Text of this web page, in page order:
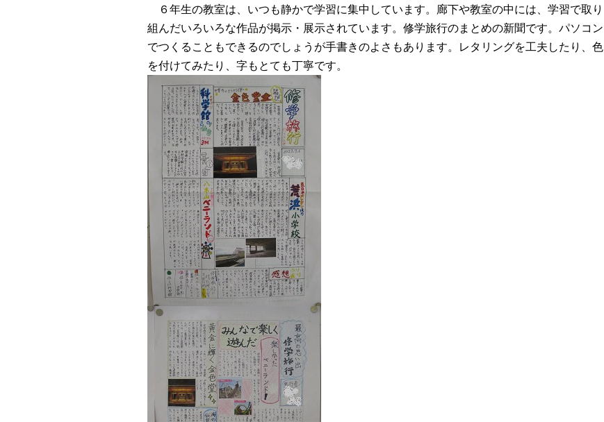
６年生の教室は、いつも静かで学習に集中しています。廊下や教室の中には、学習で取り
組んだいろいろな作品が掲示・展示されています。 修学旅行のまとめの新聞です。パソコン
でつくることもできるのでしょうが手書きのよさもあります。レタリングを工夫したり、色
を付けてみたり、字もとても丁寧です。